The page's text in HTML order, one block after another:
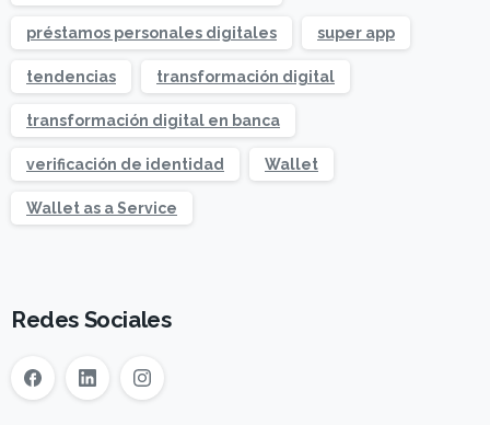
préstamos personales digitales super app
tendencias transformación digital
transformación digital en banca
verificación de identidad Wallet
Wallet as a Service
Redes Sociales